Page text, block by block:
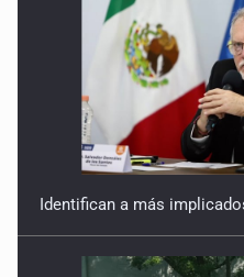
Identifican a más